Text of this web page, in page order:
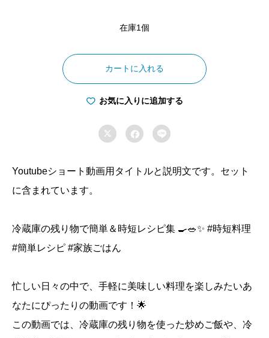
在庫1個
っ
た
5
で
き
を
に
す
る
カートに入れる
お気に入りに追加する
  
Youtubeショート動画用タイトルと説明文です。セット
に含まれています。
冷蔵庫の残り物で簡単＆時短レシピ集 🍳🥗✨ #時短料理
#簡単レシピ #家族ごはん
忙しい日々の中で、手軽に美味しい料理を楽しみたいあ
なたにぴったりの動画です！🌟
この動画では、冷蔵庫の残り物を使った炒めご飯や、冷